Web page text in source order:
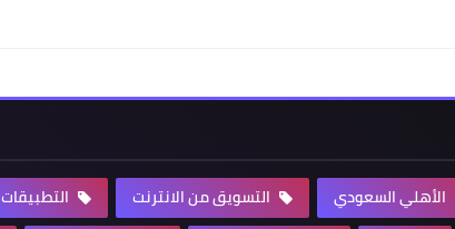
الأهلي السعودي التسويق من الانترنت التطبيقات